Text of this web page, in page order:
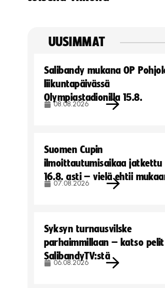
UUSIMMAT
Salibandy mukana OP
liikuntapäivässä
Olympiastadionilla 15.8.
08.08.2026
Suomen Cupin
ilmoittautumisaikaa jatkettu
16.8. asti – vielä ehtii
07.08.2026
Syksyn turnausvilske
parhaimmillaan – katso pelit
SalibandyTV:stä
06.08.2026